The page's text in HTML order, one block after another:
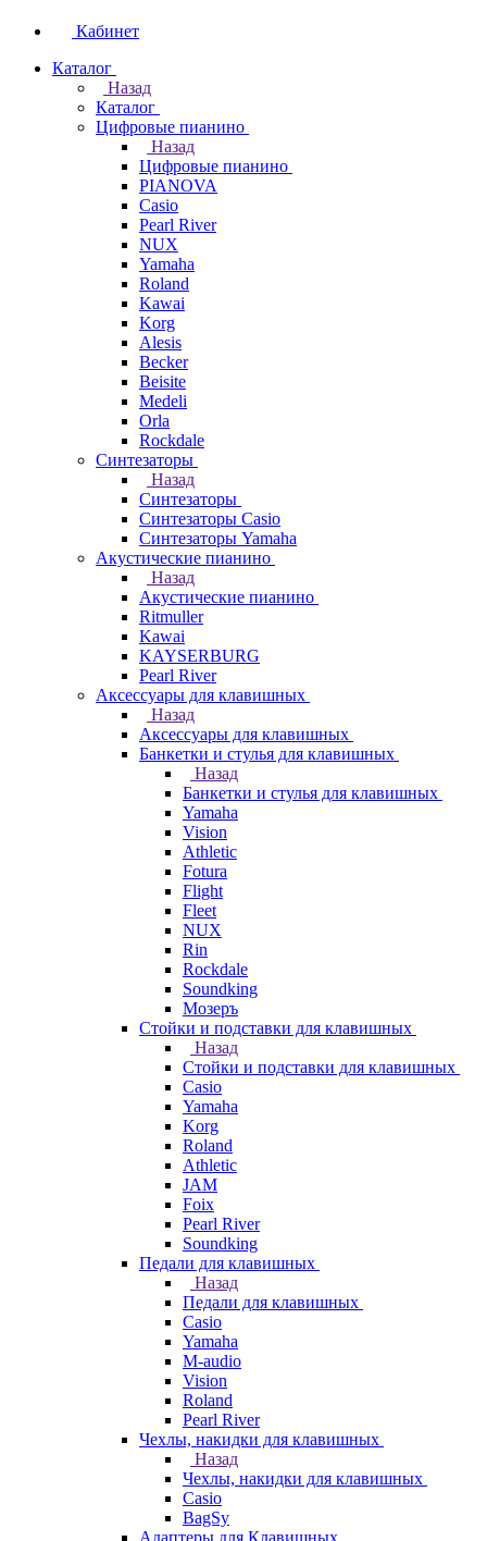
Кабинет
Каталог
Назад
Каталог
Цифровые пианино
Назад
Цифровые пианино
PIANOVA
Casio
Pearl River
NUX
Yamaha
Roland
Kawai
Korg
Alesis
Becker
Beisite
Medeli
Orla
Rockdale
Синтезаторы
Назад
Синтезаторы
Синтезаторы Casio
Синтезаторы Yamaha
Акустические пианино
Назад
Акустические пианино
Ritmuller
Kawai
KAYSERBURG
Pearl River
Аксессуары для клавишных
Назад
Аксессуары для клавишных
Банкетки и стулья для клавишных
Назад
Банкетки и стулья для клавишных
Yamaha
Vision
Athletic
Fotura
Flight
Fleet
NUX
Rin
Rockdale
Soundking
Мозеръ
Стойки и подставки для клавишных
Назад
Стойки и подставки для клавишных
Casio
Yamaha
Korg
Roland
Athletic
JAM
Foix
Pearl River
Soundking
Педали для клавишных
Назад
Педали для клавишных
Casio
Yamaha
M-audio
Vision
Roland
Pearl River
Чехлы, накидки для клавишных
Назад
Чехлы, накидки для клавишных
Casio
BagSy
Адаптеры для Клавишных